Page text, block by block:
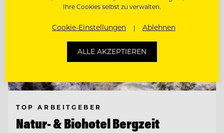
TOP ARBEITGEBER
Natur- & Biohotel Bergzeit
Ihre Cookies selbst zu verwalten.
Cookie-Einstellungen Ablehnen
ALLE AKZEPTIEREN